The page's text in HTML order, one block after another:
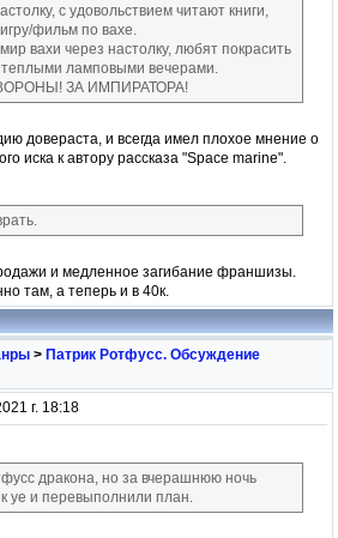
с удовольствием читают книги,
фильм по вахе.
вахи через настолку, любят покрасить
теплыми ламповыми вечерами.
ЗА ИМПИРАТОРА!
довераста, и всегда имел плохое мнение о
иска к автору рассказа "Space marine".
и медленное загибание франшизы.
там, а теперь и в 40к.
> Патрик Ротфусс. Обсуждение
г. 18:18
дракона, но за вчерашнюю ночь
уе и перевыполнили план.